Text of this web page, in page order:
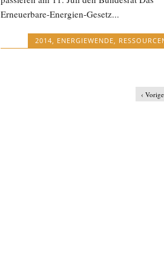
Erneuerbare-Energien-Gesetz...
2014 ENERGIEWENDE
‹